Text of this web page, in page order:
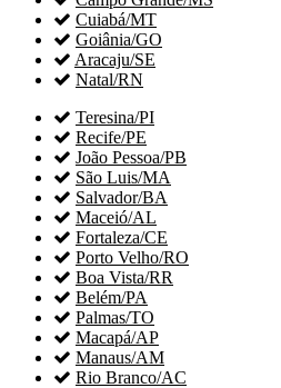
 Cuiabá/MT
 Goiânia/GO
 Aracaju/SE
 Natal/RN
 Teresina/PI
 Recife/PE
 João Pessoa/PB
 São Luis/MA
 Salvador/BA
 Maceió/AL
 Fortaleza/CE
 Porto Velho/RO
 Boa Vista/RR
 Belém/PA
 Palmas/TO
 Macapá/AP
 Manaus/AM
 Rio Branco/AC